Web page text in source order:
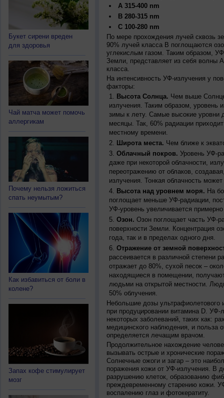
Букет сирени вреден
для здоровья
Чай матча может помочь
аллергикам
Почему нельзя ложиться
спать неумытым?
Как избавиться от боли в
колене?
Запах кофе стимулирует
мозг
A 315-400 nm
B 280-315 nm
C 100-280 nm
По мере прохождения лучей сквозь
90% лучей класса B поглощаются
углекислым газом. Таким образом,
Земли, представляет из себя волны
класса.
На интенсивность УФ-излучения у
факторы:
Высота Солнца. Чем выше
излучения. Таким образом, уровень
зимы к лету. Самые высокие уровни
месяцы. Так, 60% радиации
местному времени.
Широта места. Чем ближе к
Облачный покров. Уровень УФ-
даже при некоторой облачности,
переотражению от облаков,
излучения. Тонкая облачность
Высота над уровнем моря. На
поглощает меньше УФ-радиации,
УФ-уровень увеличивается
Озон. Озон поглощает часть УФ-
поверхности Земли. Концентрация
года, так и в пределах одного дня.
Отражение от земной
рассеивается в различной степени
отражает до 80%, сухой песок –
находящиеся в помещении,
людьми на открытой местности.
50% облучения.
Небольшие дозы ультрафиолетового
при продуцировании витамина D.
некоторых заболеваний, таких как:
медицинского наблюдения, и польза
определяется лечащим врачом.
Продолжительное нахождение
вызывать острые и хронические
Солнечные ожоги и загар – это
поражения кожи от УФ-излучения. В
разрушению клеток, образованию
преждевременному старению кожи.
воспалению глаз и фотокератиту.